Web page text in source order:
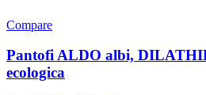
Compare
Pantofi ALDO albi,
ecologica